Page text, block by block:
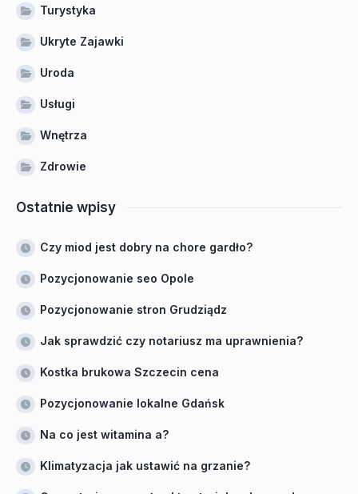
Turystyka
Ukryte Zajawki
Uroda
Usługi
Wnętrza
Zdrowie
Ostatnie wpisy
Czy miod jest dobry na chore gardło?
Pozycjonowanie seo Opole
Pozycjonowanie stron Grudziądz
Jak sprawdzić czy notariusz ma uprawnienia?
Kostka brukowa Szczecin cena
Pozycjonowanie lokalne Gdańsk
Na co jest witamina a?
Klimatyzacja jak ustawić na grzanie?